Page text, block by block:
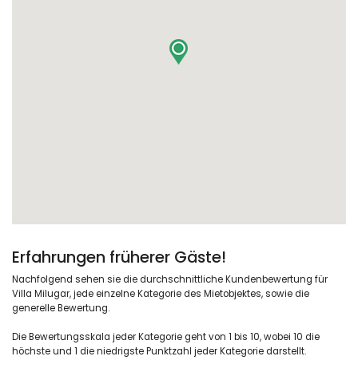
Erfahrungen früherer Gäste!
Nachfolgend sehen sie die durchschnittliche Kundenbewertung für
Villa Milugar, jede einzelne Kategorie des Mietobjektes, sowie die
generelle Bewertung.
Die Bewertungsskala jeder Kategorie geht von 1 bis 10, wobei 10 die
höchste und 1 die niedrigste Punktzahl jeder Kategorie darstellt.